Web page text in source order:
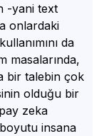
-yani text
onlardaki
da
masalarında,
bir talebin çok
olduğu bir
zeka
insana